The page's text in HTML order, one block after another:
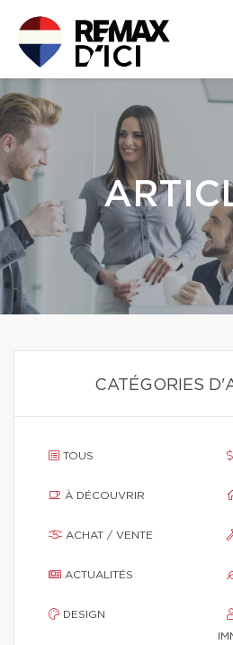
CATÉGORIES
TOUS
À DÉCOUVRIR
ACHAT / VENTE
ACTUALITÉS
DESIGN